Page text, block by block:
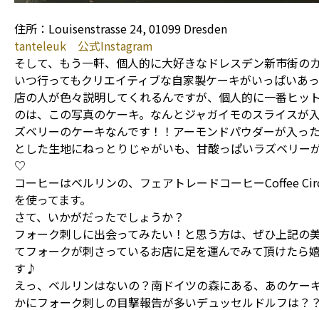
住所：Louisenstrasse 24, 01099 Dresden
tanteleuk 公式Instagram
そして、もう一軒、個人的に大好きなドレスデン新市街の
いつ行ってもクリエイティブな自家製ケーキがいっぱいあ
店の人が色々説明してくれるんですが、個人的に一番ヒッ
のは、この写真のケーキ。なんとジャガイモのスライスが
ズベリーのケーキなんです！！アーモンドパウダーが入っ
とした生地にねっとりじゃがいも、甘酸っぱいラズベリー
♡
コーヒーはベルリンの、フェアトレードコーヒーCoffee
を使ってます。
さて、いかがだったでしょうか？
フォーク刺しに出会ってみたい！と思う方は、ぜひ上記の
てフォークが刺さっているお店に足を運んでみて頂けたら
す♪
えっ、ベルリンはないの？南ドイツの森にある、あのケー
かにフォーク刺しの目撃報告が多いデュッセルドルフは？